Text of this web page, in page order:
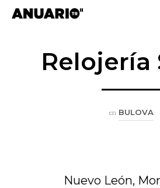
Relojería
en BULOVA
Nuevo León,